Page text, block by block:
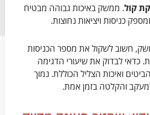
קול. ממשק באיכות גבוהה מבטיח
כניסות ויציאות נחוצות.
חשוב לשקול את מספר הכניסות
כדאי לבדוק את שיעורי הדגימה
ואיכות הצליל הכוללת. נמוך
והקלטה בזמן אמת.